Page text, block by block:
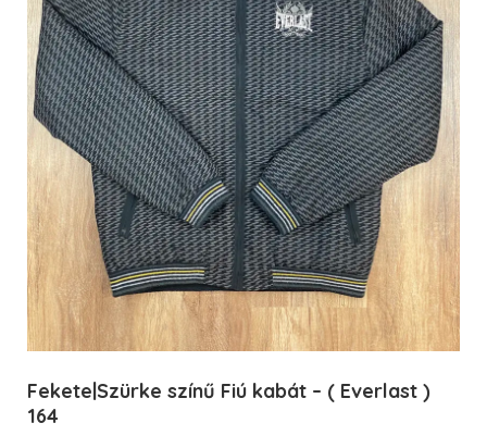
Fekete|Szürke színű Fiú kabát – ( Everlast )
164